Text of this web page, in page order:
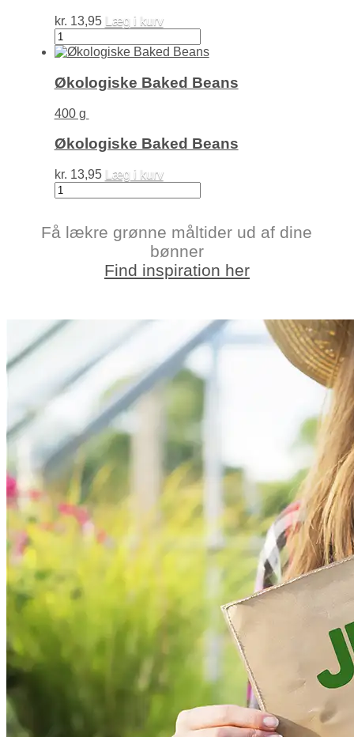
kr. 13,95
Læg i kurv
Økologiske
Kidney
antal
Økologiske Baked Beans
400 g
Økologiske Baked Beans
kr. 13,95
Læg i kurv
Økologiske
Baked
antal
Få lækre grønne måltider ud af dine
bønner
Find inspiration her